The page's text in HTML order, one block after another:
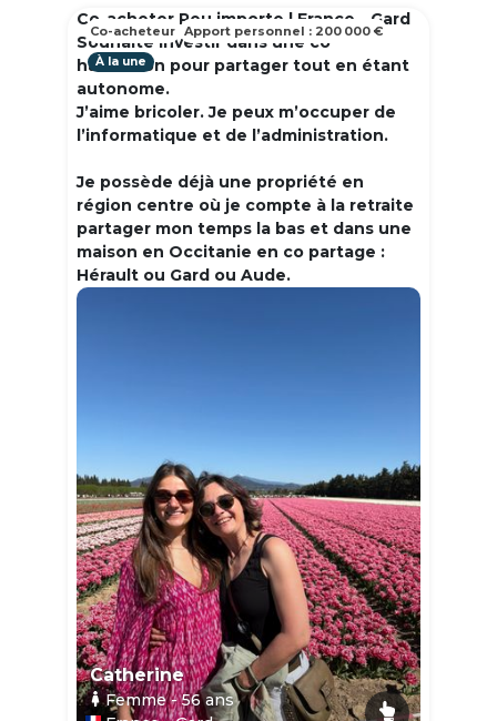
Co-acheter Peu importe | France - Gard
Souhaite investir dans une co
habitation pour partager tout en étant
autonome.
J’aime bricoler. Je peux m’occuper de
l’informatique et de l’administration.
Je possède déjà une propriété en
région centre où je compte à la retraite
partager mon temps la bas et dans une
maison en Occitanie en co partage :
Hérault ou Gard ou Aude.
À la une
Catherine
Femme- 56ans
Co-acheteur Apport personnel : 200 000 €